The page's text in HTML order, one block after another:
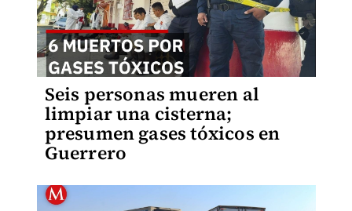
Seis personas mueren al
limpiar una cisterna;
presumen gases tóxicos en
Guerrero